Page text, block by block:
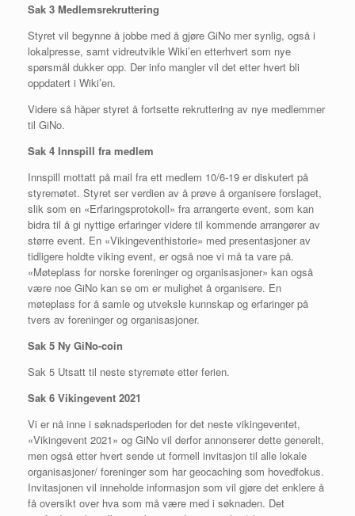
Sak 3 Medlemsrekruttering
Styret vil begynne å jobbe med å gjøre GiNo mer synlig, også i
lokalpresse, samt vidreutvikle Wiki’en etterhvert som nye
spørsmål dukker opp. Der info mangler vil det etter hvert bli
oppdatert i Wiki’en.
Videre så håper styret å fortsette rekruttering av nye medlemmer
til GiNo.
Sak 4 Innspill fra medlem
Innspill mottatt på mail fra ett medlem 10/6-19 er diskutert på
styremøtet. Styret ser verdien av å prøve å organisere forslaget,
slik som en «Erfaringsprotokoll» fra arrangerte event, som kan
bidra til å gi nyttige erfaringer videre til kommende arrangører av
større event. En «Vikingeventhistorie» med presentasjoner av
tidligere holdte viking event, er også noe vi må ta vare på.
«Møteplass for norske foreninger og organisasjoner» kan også
være noe GiNo kan se om er mulighet å organisere. En
møteplass for å samle og utveksle kunnskap og erfaringer på
tvers av foreninger og organisasjoner.
Sak 5 Ny GiNo-coin
Sak 5 Utsatt til neste styremøte etter ferien.
Sak 6 Vikingevent 2021
Vi er nå inne i søknadsperioden for det neste vikingeventet,
«Vikingevent 2021» og GiNo vil derfor annonserer dette generelt,
men også etter hvert sende ut formell invitasjon til alle lokale
organisasjoner/ foreninger som har geocaching som hovedfokus.
Invitasjonen vil inneholde informasjon som vil gjøre det enklere å
få oversikt over hva som må være med i søknaden. Det